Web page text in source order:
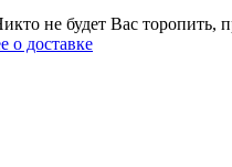
не будет Вас торопить,
о доставке